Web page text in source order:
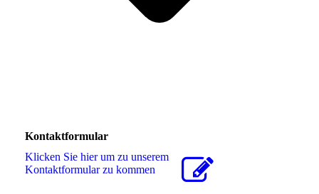
Kontaktformular
Klicken Sie hier um zu unserem
Kon­takt­for­mu­lar zu kommen